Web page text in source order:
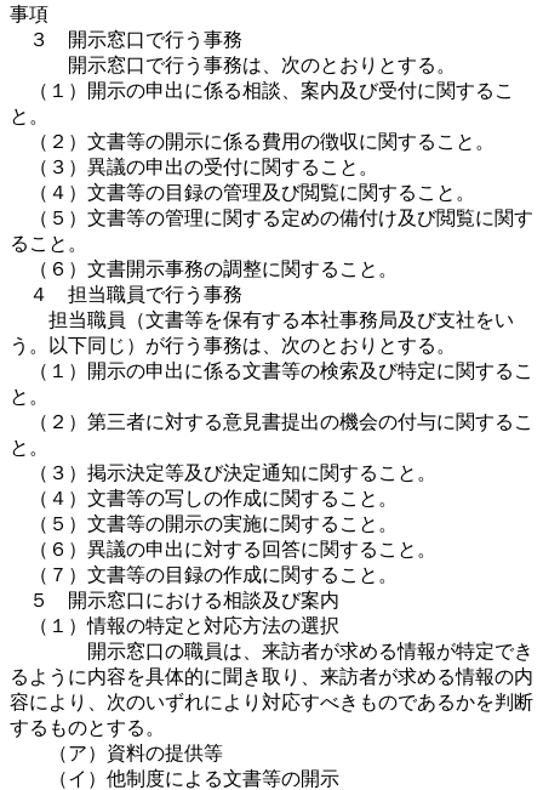
事項
３ 開示窓口で行う事務
開示窓口で行う事務は、次のとおりとする。
（１）開示の申出に係る相談、案内及び受付に関するこ
と。
（２）文書等の開示に係る費用の徴収に関すること。
（３）異議の申出の受付に関すること。
（４）文書等の目録の管理及び閲覧に関すること。
（５）文書等の管理に関する定めの備付け及び閲覧に関す
ること。
（６）文書開示事務の調整に関すること。
４ 担当職員で行う事務
担当職員（文書等を保有する本社事務局及び支社をい
う。以下同じ）が行う事務は、次のとおりとする。
（１）開示の申出に係る文書等の検索及び特定に関するこ
と。
（２）第三者に対する意見書提出の機会の付与に関するこ
と。
（３）掲示決定等及び決定通知に関すること。
（４）文書等の写しの作成に関すること。
（５）文書等の開示の実施に関すること。
（６）異議の申出に対する回答に関すること。
（７）文書等の目録の作成に関すること。
５ 開示窓口における相談及び案内
（１）情報の特定と対応方法の選択
開示窓口の職員は、来訪者が求める情報が特定でき
るように内容を具体的に聞き取り、来訪者が求める情報の内
容により、次のいずれにより対応すべきものであるかを判断
するものとする。
（ア）資料の提供等
（イ）他制度による文書等の開示